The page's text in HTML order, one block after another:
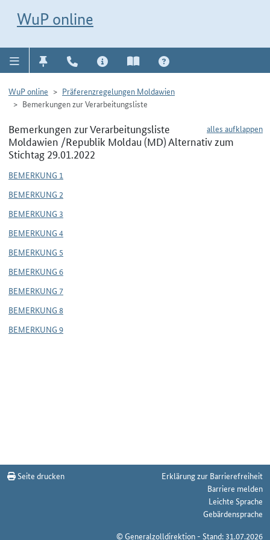
WuP online
WuP online
Präferenzregelungen Moldawien
Bemerkungen zur Verarbeitungsliste
alles aufklappen
Bemerkungen zur Verarbeitungsliste
Moldawien /Republik Moldau (MD) Alternativ zum
Stichtag 29.01.2022
BEMERKUNG 1
BEMERKUNG 2
BEMERKUNG 3
BEMERKUNG 4
BEMERKUNG 5
BEMERKUNG 6
BEMERKUNG 7
BEMERKUNG 8
BEMERKUNG 9
Seite drucken
Erklärung zur Barrierefreiheit
Barriere melden
Leichte Sprache
Gebärdensprache
© Generalzolldirektion - Stand: 31.07.2026